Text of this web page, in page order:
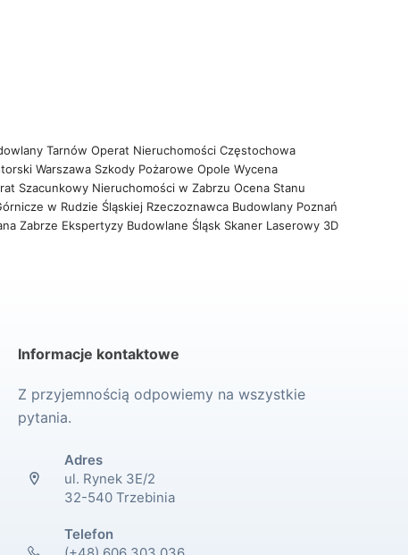
Tarnów Operat Nieruchomości Częstochowa
Warszawa Szkody Pożarowe OpoleWycena
Szacunkowy Nieruchomości w ZabrzuOcena Stanu
w Rudzie Śląskiej Rzeczoznawca Budowlany Poznań
Zabrze Ekspertyzy Budowlane Śląsk Skaner Laserowy 3D
Informacje kontaktowe
Z przyjemnością odpowiemy na wszystkie
pytania.
Adres
ul. Rynek 3E/2
32-540 Trzebinia
Telefon